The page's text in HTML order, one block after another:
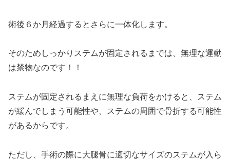
術後６か月経過するとさらに一体化します。
そのためしっかりステムが固定されるまでは、無理な運動
は禁物なのです！！
ステムが固定されるまえに無理な負荷をかけると、ステム
が緩んでしまう可能性や、ステムの周囲で骨折する可能性
があるからです。
ただし、手術の際に大腿骨に適切なサイズのステムが入ら